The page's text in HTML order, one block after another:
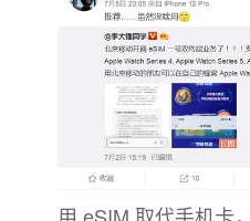
用 eSIM 取代手机卡